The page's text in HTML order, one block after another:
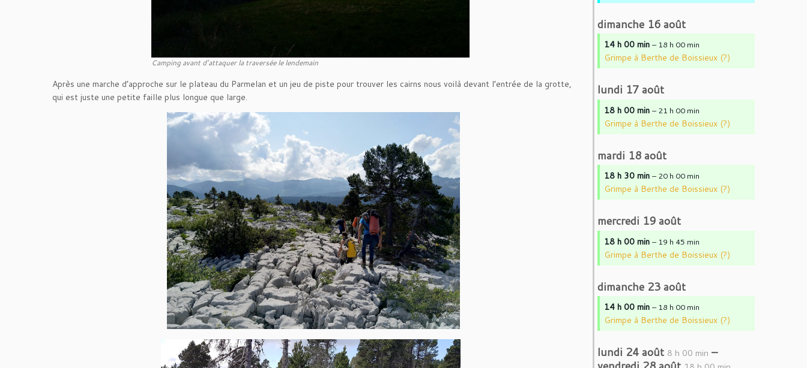
Camping avant d’attaquer la traversée le lendemain
Après une marche d’approche sur le plateau du Parmelan et un jeu de piste pour trouver les cairns nous voilà devant l’entrée de la grotte,
qui est juste une petite faille plus longue que large.
dimanche 16août
14 h 00 min – 18 h 00 min
Grimpe à Berthe de Boissieux (?)
lundi 17août
18 h 00 min – 21 h 00 min
Grimpe à Berthe de Boissieux (?)
mardi 18août
18 h 30 min – 20 h 00 min
Grimpe à Berthe de Boissieux (?)
mercredi 19août
18 h 00 min – 19 h 45 min
Grimpe à Berthe de Boissieux (?)
dimanche 23août
14 h 00 min – 18 h 00 min
Grimpe à Berthe de Boissieux (?)
lundi 24août 8 h 00 min –